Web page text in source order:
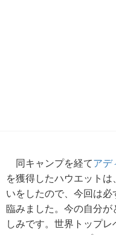
同キャンプを経てアデ
を獲得したハウエット
いをしたので、今回は
臨みました。今の自分
しみです。世界トップレ